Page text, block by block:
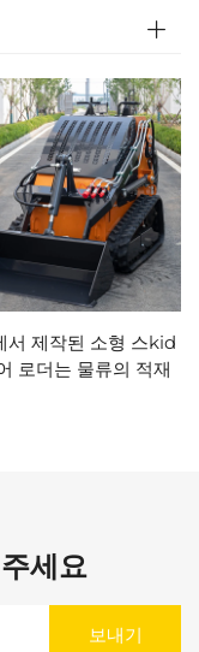
서 제작된 소형 스kid
로더는 물류의 적재
세요